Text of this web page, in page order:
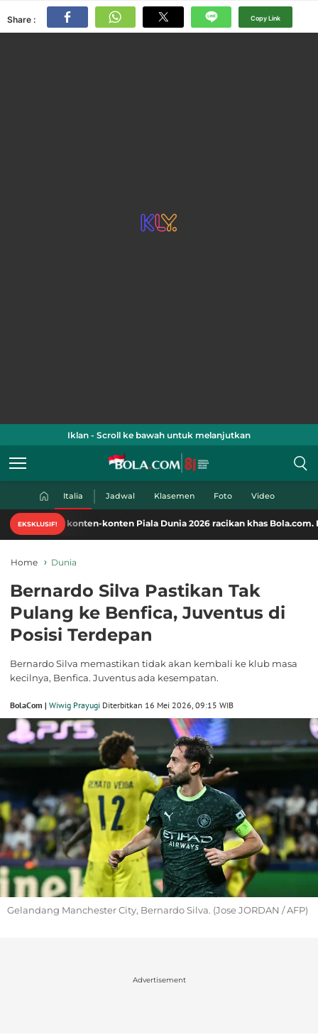
Share : Copy Link
Iklan - Scroll ke bawah untuk melanjutkan
Italia Jadwal Klasemen Foto Video
EKSKLUSIF!
konten Piala Dunia 2026 racikan khas Bola.com. Klik di sini!
Home Dunia
Bernardo Silva Pastikan Tak
Pulang ke Benfica, Juventus di
Posisi Terdepan
Bernardo Silva memastikan tidak akan kembali ke klub masa
kecilnya, Benfica. Juventus ada kesempatan.
BolaCom | Wiwig Prayugi Diterbitkan 16 Mei 2026, 09:15 WIB
Gelandang Manchester City, Bernardo Silva. (Jose JORDAN / AFP)
Advertisement